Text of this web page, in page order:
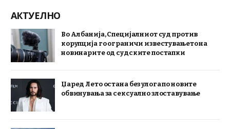
АКТУЕЛНО
Во Албанија, Специјалниот суд против
корупција го ограничи известувањето на
новинарите од судските постапки
Џаред Лето остана без улога по новите
обвинувања за сексуално злоставување